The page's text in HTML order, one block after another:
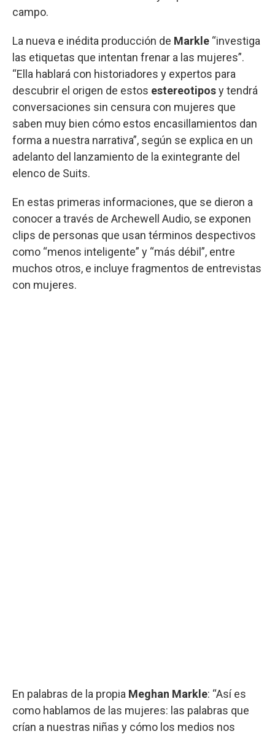
campo.
La nueva e inédita producción de Markle “investiga
las etiquetas que intentan frenar a las mujeres”.
“Ella hablará con historiadores y expertos para
descubrir el origen de estos estereotiposy tendrá
conversaciones sin censura con mujeres que
saben muy bien cómo estos encasillamientos dan
forma a nuestra narrativa”, según se explica en un
adelanto del lanzamiento de la exintegrante del
elenco de Suits.
En estas primeras informaciones, que se dieron a
conocer a través de Archewell Audio, se exponen
clips de personas que usan términos despectivos
como “menos inteligente” y “más débil”, entre
muchos otros, e incluye fragmentos de entrevistas
con mujeres.
En palabras de la propia Meghan Markle: “Así es
como hablamos de las mujeres: las palabras que
crían a nuestras niñas y cómo los medios nos